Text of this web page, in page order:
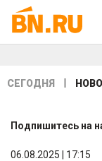
СЕГОДНЯ
Подпишитесь на
06.08.2025 | 17:15